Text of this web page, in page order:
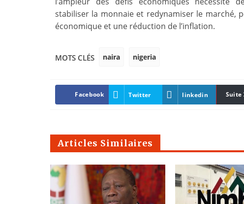
stabiliser la monnaie et redynamiser le marché,
économique et une réduction de l’inflation.
MOTS CLÉS naira nigeria
Facebook Twitter linkedin Suite
Articles Similaires